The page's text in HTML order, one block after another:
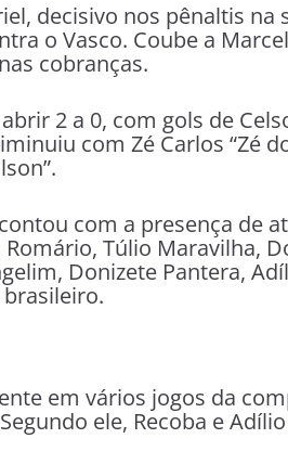
decisivo nos pênaltis na
o Vasco. Coube a
cobranças.
2 a 0, com gols de
com Zé Carlos “Zé
com a presença de
Túlio Maravilha,
Donizete Pantera,
em vários jogos da
ele, Recoba e